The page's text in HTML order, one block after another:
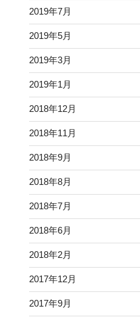
2019年7月
2019年5月
2019年3月
2019年1月
2018年12月
2018年11月
2018年9月
2018年8月
2018年7月
2018年6月
2018年2月
2017年12月
2017年9月